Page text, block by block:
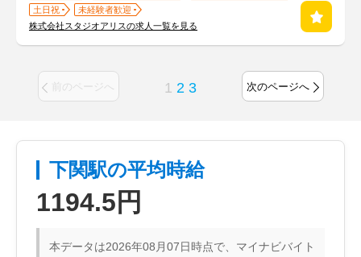
土日祝
未経験者歓迎
株式会社スタジオアリスの求人一覧を見る
前のページへ 1 2 3 次のページへ
下関駅の平均時給
1194.5円
本データは2026年08月07日時点で、マイナビバイト